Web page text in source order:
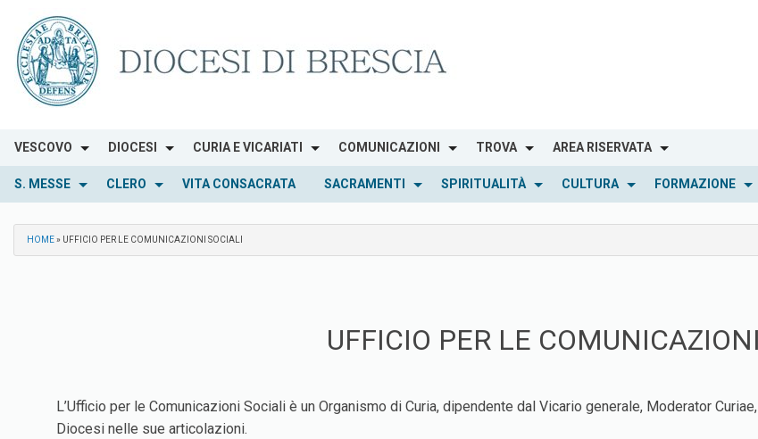
content
VESCOVO DIOCESI CURIA E VICARIATI COMUNICAZIONI TROVA AREA RISERVATA
S. MESSE CLERO VITA CONSACRATA SACRAMENTI SPIRITUALITÀ CULTURA FORMAZIONE
HOME» UFFICIO PER LE COMUNICAZIONI SOCIALI
UFFICIO PER LE
L’Ufficio per le Comunicazioni Sociali è un Organismo di Curia, dipendente dal Vicario generale, Moderator
Diocesi nelle sue articolazioni.